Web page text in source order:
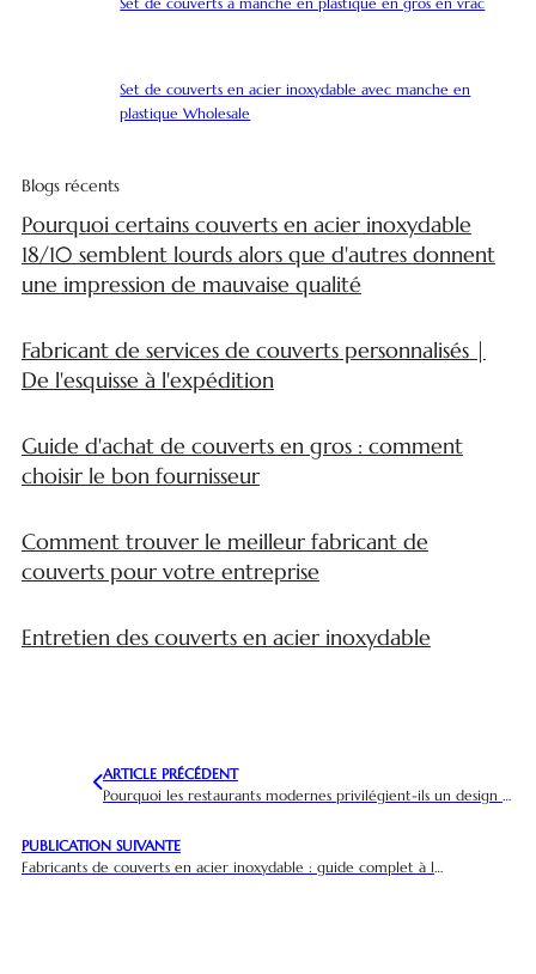
Set de couverts en acier inoxydable avec manche en
plastique Wholesale
Blogs récents
Pourquoi certains couverts en acier inoxydable
18/10 semblent lourds alors que d'autres donnent
une impression de mauvaise qualité
Fabricant de services de couverts personnalisés |
De l'esquisse à l'expédition
Guide d'achat de couverts en gros : comment
choisir le bon fournisseur
Comment trouver le meilleur fabricant de
couverts pour votre entreprise
Entretien des couverts en acier inoxydable
ARTICLE PRÉCÉDENT
Pourquoi les restaurants modernes privilégient-ils un design minimaliste pour leurs couverts dans le cadre de leur stratégie de marque ?
PUBLICATION SUIVANTE
Fabricants de couverts en acier inoxydable : guide complet à l'intention des acheteurs internationaux